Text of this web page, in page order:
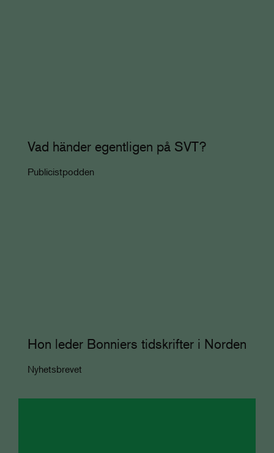
Vad händer egentligen på SVT?
Publicistpodden
Hon leder Bonniers tidskrifter i Norden
Nyhetsbrevet